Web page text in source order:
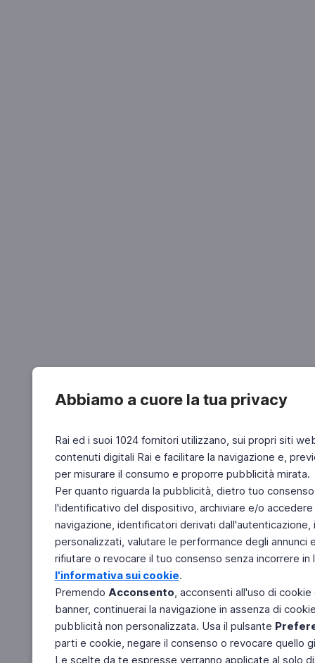
Abbiamo a cuore la tua privacy
Rai ed i suoi 1024 fornitori utilizzano, sui propri siti
contenuti digitali Rai e facilitare la navigazione e,
per misurare il consumo e proporre pubblicità mirata.
Per quanto riguarda la pubblicità, dietro tuo
l'identificativo del dispositivo, archiviare e/o
navigazione, identificatori derivati
personalizzati, valutare le performance degli
rifiutare o revocare il tuo consenso senza incorrere
l'informativa sui cookie.
Premendo Acconsento, acconsenti all'uso di
banner, continuerai la navigazione in assenza di
pubblicità non personalizzata. Usa il pulsante
parti e cookie, negare il consenso o revocare quello
Le scelte da te espresse verranno applicate al solo